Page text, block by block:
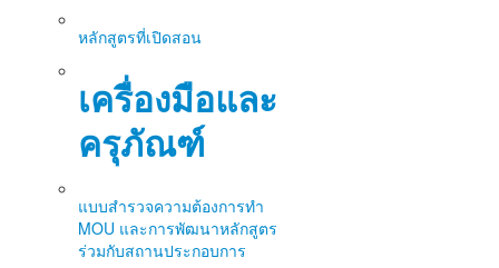
หลักสูตรที่เปิดสอน
เครื่องมือและ
ครุภัณฑ์
แบบสำรวจความต้องการทำ
MOU และการพัฒนาหลักสูตร
ร่วมกับสถานประกอบการ